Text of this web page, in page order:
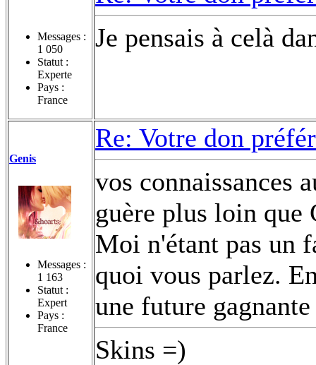
Messages :
1 050
Statut :
Experte
Pays :
France
Je pensais à celà
Genis
Messages :
1 163
Statut :
Expert
Pays :
France
Re: Votre don
vos connaissances
guère plus loin que
Moi n'étant pas un
quoi vous parlez.
une future
Skins =)